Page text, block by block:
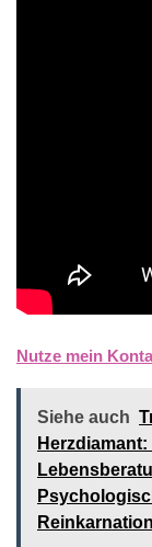
Nutze mein
Siehe auch